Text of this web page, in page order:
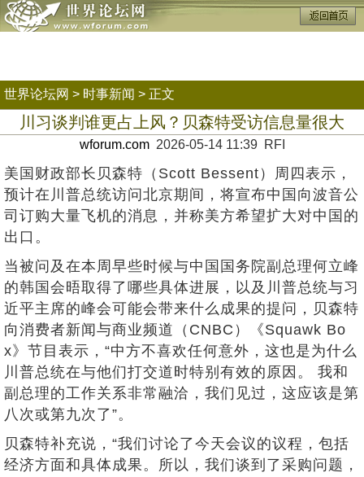
世界论坛网 > 时事新闻 > 正文
川习谈判谁更占上风？贝森特受访信息量很大
wforum.com2026-05-14 11:39 RFI
美国财政部长贝森特（Scott Bessent）周四表示，
预计在川普总统访问北京期间，将宣布中国向波音公
司订购大量飞机的消息，并称美方希望扩大对中国的
出口。
当被问及在本周早些时候与中国国务院副总理何立峰
的韩国会晤取得了哪些具体进展，以及川普总统与习
近平主席的峰会可能会带来什么成果的提问，贝森特
向消费者新闻与商业频道（CNBC）《Squawk Bo
x》节目表示，“中方不喜欢任何意外，这也是为什么
川普总统在与他们打交道时特别有效的原因。 我和
副总理的工作关系非常融洽，我们见过，这应该是第
八次或第九次了”。
贝森特补充说，“我们讨论了今天会议的议程，包括
经济方面和具体成果。所以，我们谈到了采购问题，